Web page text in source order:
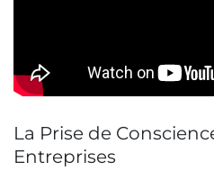
La Prise de
Entreprises